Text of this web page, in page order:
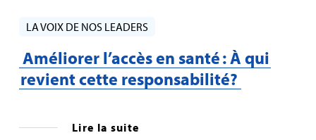
LA VOIX DE NOS LEADERS
Améliorer l’accès en santé : À qui
revient cette responsabilité?
Lire la suite